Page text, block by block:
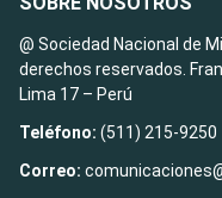
@ Sociedad Nacional de
derechos reservados.
Lima 17 – Perú
Teléfono: (511) 215-9250
Correo: